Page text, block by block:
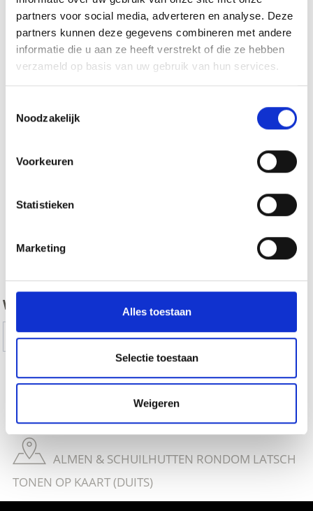
partners voor social media, adverteren en analyse. Deze
partners kunnen deze gegevens combineren met andere
informatie die u aan ze heeft verstrekt of die ze hebben
verzameld op basis van uw gebruik van hun services.
Noodzakelijk
Voorkeuren
Statistieken
Marketing
Alles toestaan
Selectie toestaan
Weigeren
zurück
WAS DE INHOUD NUTTIG VOOR U?
Ja
No
THEMA-ROUTES IN VINSCHGAU TONEN OP
KAART (DUITS)
ALMEN & SCHUILHUTTEN RONDOM LATSCH
TONEN OP KAART (DUITS)